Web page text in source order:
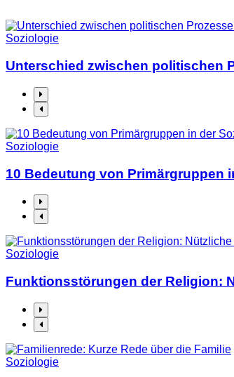
Soziologie
Unterschied zwischen politischen
Soziologie
10 Bedeutung von Primärgruppen
Soziologie
Funktionsstörungen der Religion:
Soziologie